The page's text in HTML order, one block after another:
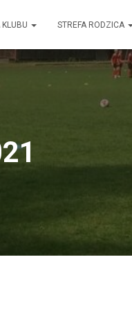
STREFA RODZICA